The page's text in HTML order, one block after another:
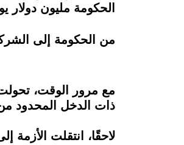
الحكومة مليون دولار
من الحكومة إلى
مع مرور الوقت،
ذات الدخل المحدود
لاحقًا، انتقلت